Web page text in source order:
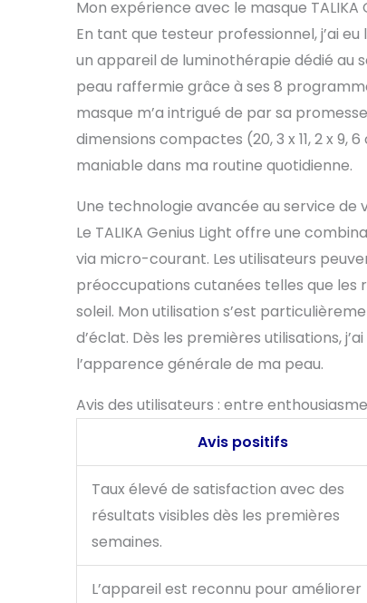
avec
Mon expérience avec le masque TALIKA
En tant que testeur professionnel, j’ai
un appareil de luminothérapie dédié au
peau raffermie grâce à ses 8
masque m’a intrigué de par sa
dimensions compactes (20, 3 x 11, 2 x
maniable dans ma routine quotidienne.
Une technologie avancée au service de
Le TALIKA Genius Light offre une
via micro-courant. Les utilisateurs
préoccupations cutanées telles que les
soleil. Mon utilisation s’est
d’éclat. Dès les premières utilisations,
l’apparence générale de ma peau.
Avis des utilisateurs : entre
Avis positifs
Taux élevé de satisfaction avec des
résultats visibles dès les premières
semaines.
L’appareil est reconnu pour améliorer